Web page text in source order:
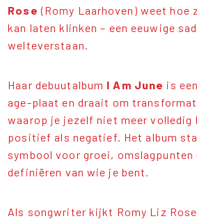
Rose (Romy Laarhoven) weet hoe
kan laten klinken – een eeuwige
welteverstaan.
Haar debuutalbum I Am June is
age-plaat en draait om
waarop je jezelf niet meer volledig
positief als negatief. Het album
symbool voor groei, omslagpunten
definiëren van wie je bent.
Als songwriter kijkt Romy Liz